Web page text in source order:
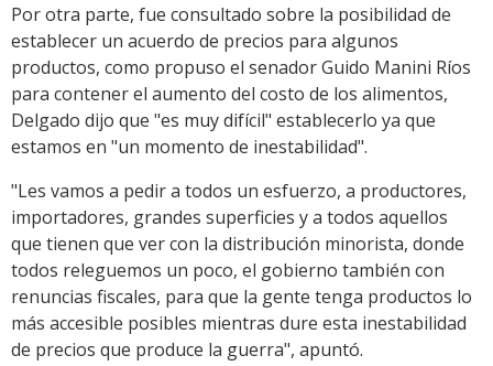
Por otra parte, fue consultado sobre la posibilidad de
establecer un acuerdo de precios para algunos
productos, como propuso el senador Guido Manini Ríos
para contener el aumento del costo de los alimentos,
Delgado dijo que "es muy difícil" establecerlo ya que
estamos en "un momento de inestabilidad".
"Les vamos a pedir a todos un esfuerzo, a productores,
importadores, grandes superficies y a todos aquellos
que tienen que ver con la distribución minorista, donde
todos releguemos un poco, el gobierno también con
renuncias fiscales, para que la gente tenga productos lo
más accesible posibles mientras dure esta inestabilidad
de precios que produce la guerra", apuntó.